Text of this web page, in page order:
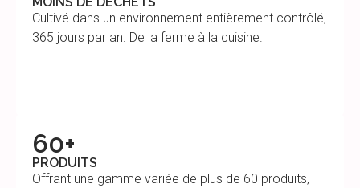
Cultivé dans un environnement entièrement contrôlé,
365 jours par an. De la ferme à la cuisine.
60+
PRODUITS
Offrant une gamme variée de plus de 60 produits,